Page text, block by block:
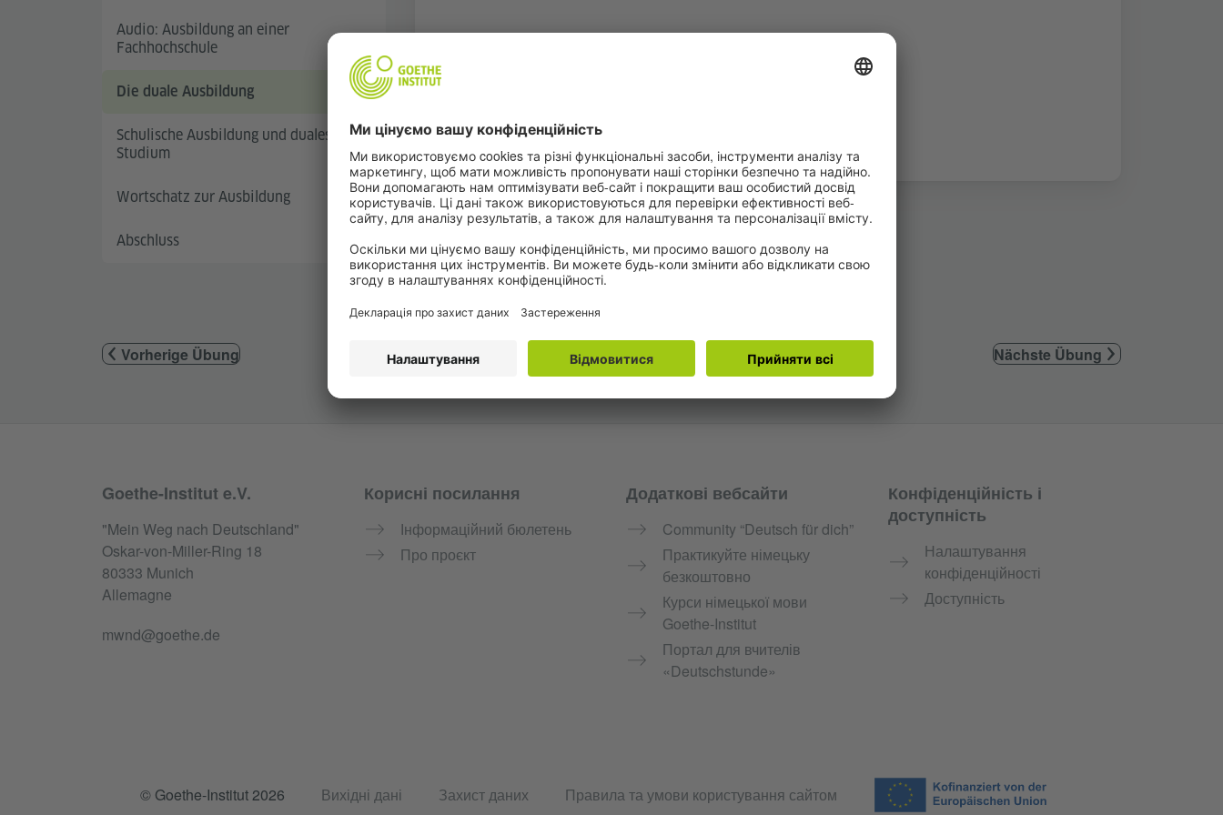
Audio: Ausbildung an einer
Fachhochschule
Die duale Ausbildung
Schulische Ausbildung und duales
Studium
Wortschatz zur Ausbildung
Abschluss
Vorherige Übung Nächste Übung
Service- und Informationsbereich
Goethe-Institut e.V.
"Mein Weg nach Deutschland"
Oskar-von-Miller-Ring 18
80333 Munich
Allemagne
mwnd@goethe.de
Корисні посилання
Інформаційний бюлетень
Про проєкт
Додаткові вебсайти
Community “Deutsch für dich”
Практикуйте німецьку
безкоштовно
Курси німецької мови
Goethe-Institut
Портал для вчителів
«Deutschstunde»
Конфіденційність і
доступність
Налаштування
конфіденційності
Доступність
© Goethe-Institut 2026 Вихідні дані Захист даних Правила та умови користування сайтом